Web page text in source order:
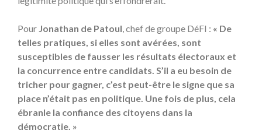
Pour Jonathan de Patoul, chef de groupe DéFI : « De
telles pratiques, si elles sont avérées, sont
susceptibles de fausser les résultats électoraux et
la concurrence entre candidats. S’il a eu besoin de
tricher pour gagner, c’est peut-être le signe que sa
place n’était pas en politique. Une fois de plus, cela
ébranle la confiance des citoyens dans la
démocratie. »